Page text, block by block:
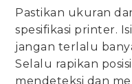
Pastikan ukuran
spesifikasi printer.
jangan terlalu
Selalu rapikan
mendeteksi dan